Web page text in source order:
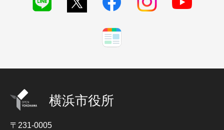
横浜市役所
〒231-0005